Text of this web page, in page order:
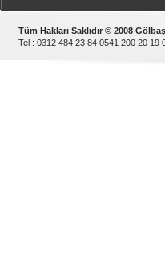
Tüm Hakları Saklıdır © 2008
Tel : 0312 484 23 84 0541 200 20 19